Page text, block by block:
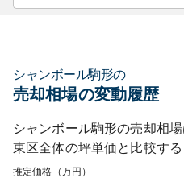
シャンボール駒形の
売却相場の変動履歴
シャンボール駒形の売却相
東区全体の坪単価と比較す
推定価格（万円）